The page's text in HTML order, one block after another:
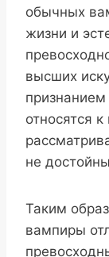
обычных
жизни и
высших
относятся
не
Таким
вампиры